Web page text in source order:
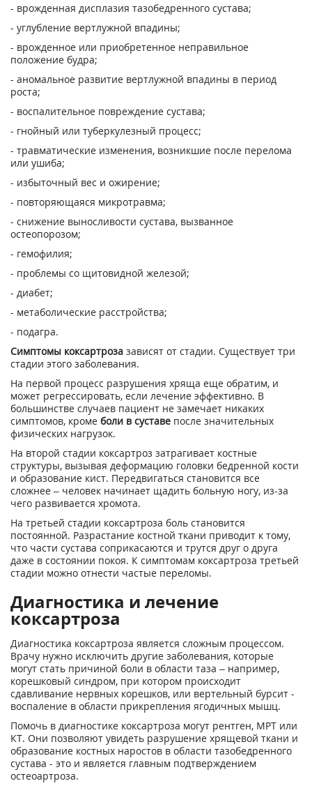
- врожденная дисплазия тазобедренного сустава;
- углубление вертлужной впадины;
- врожденное или приобретенное неправильное
положение будра;
- аномальное развитие вертлужной впадины в период
роста;
- воспалительное повреждение сустава;
- гнойный или туберкулезный процесс;
- травматические изменения, возникшие после перелома
или ушиба;
- избыточный вес и ожирение;
- повторяющаяся микротравма;
- снижение выносливости сустава, вызванное
остеопорозом;
- гемофилия;
- проблемы со щитовидной железой;
- диабет;
- метаболические расстройства;
- подагра.
Симптомы коксартроза зависят от стадии. Существует три
стадии этого заболевания.
На первой процесс разрушения хряща еще обратим, и
может регрессировать, если лечение эффективно. В
большинстве случаев пациент не замечает никаких
симптомов, кроме боли в суставе после значительных
физических нагрузок.
На второй стадии коксартроз затрагивает костные
структуры, вызывая деформацию головки бедренной кости
и образование кист. Передвигаться становится все
сложнее – человек начинает щадить больную ногу, из-за
чего развивается хромота.
На третьей стадии коксартроза боль становится
постоянной. Разрастание костной ткани приводит к тому,
что части сустава соприкасаются и трутся друг о друга
даже в состоянии покоя. К симптомам коксартроза третьей
стадии можно отнести частые переломы.
Диагностика и лечение
коксартроза
Диагностика коксартроза является сложным процессом.
Врачу нужно исключить другие заболевания, которые
могут стать причиной боли в области таза – например,
корешковый синдром, при котором происходит
сдавливание нервных корешков, или вертельный бурсит -
воспаление в области прикрепления ягодичных мышц.
Помочь в диагностике коксартроза могут рентген, МРТ или
КТ. Они позволяют увидеть разрушение хрящевой ткани и
образование костных наростов в области тазобедренного
сустава - это и является главным подтверждением
остеоартроза.